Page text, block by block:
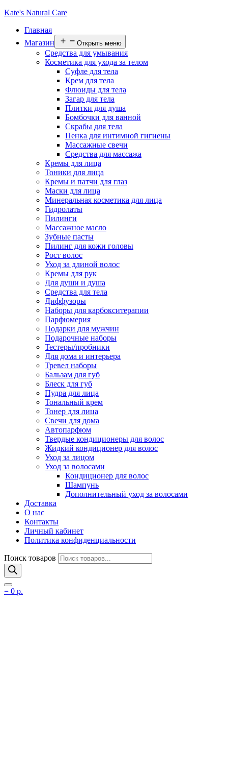
Kate's Natural Care
Главная
Магазин
Открыть меню
Средства для умывания
Косметика для ухода за телом
Суфле для тела
Крем для тела
Флюиды для тела
Загар для тела
Плитки для душа
Бомбочки для ванной
Скрабы для тела
Пенка для интимной гигиены
Массажные свечи
Средства для массажа
Кремы для лица
Тоники для лица
Кремы и патчи для глаз
Маски для лица
Минеральная косметика для лица
Гидролаты
Пилинги
Массажное масло
Зубные пасты
Пилинг для кожи головы
Рост волос
Уход за длиной волос
Кремы для рук
Для души и душа
Средства для тела
Диффузоры
Наборы для карбокситерапии
Парфюмерия
Подарки для мужчин
Подарочные наборы
Тестеры/пробники
Для дома и интерьера
Тревел наборы
Бальзам для губ
Блеск для губ
Пудра для лица
Тональный крем
Тонер для лица
Свечи для дома
Автопарфюм
Твердые кондиционеры для волос
Жидкий кондиционер для волос
Уход за лицом
Уход за волосами
Кондиционер для волос
Шампунь
Дополнительный уход за волосами
Доставка
О нас
Контакты
Личный кабинет
Политика конфиденциальности
Поиск товаров
= 0 р.